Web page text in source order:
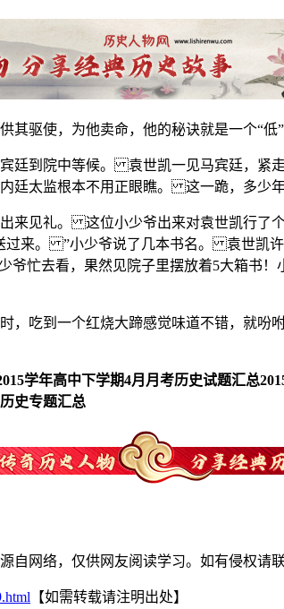
其驱使，为他卖命，他的秘诀就是一个“
廷到院中等候。 袁世凯一见马宾廷，紧
内廷太监根本不用正眼瞧。 这一跪，多
见礼。 这位小少爷出来对袁世凯行了
过来。 ”小少爷说了几本书名。 袁世
忙去看，果然见院子里摆放着5大箱书
，吃到一个红烧大蹄感觉味道不错，就
学年高中下学期4月月考历史试题汇总
史专题汇总
网络，仅供网友阅读学习。如有侵权请
【如需转载请注明出处】